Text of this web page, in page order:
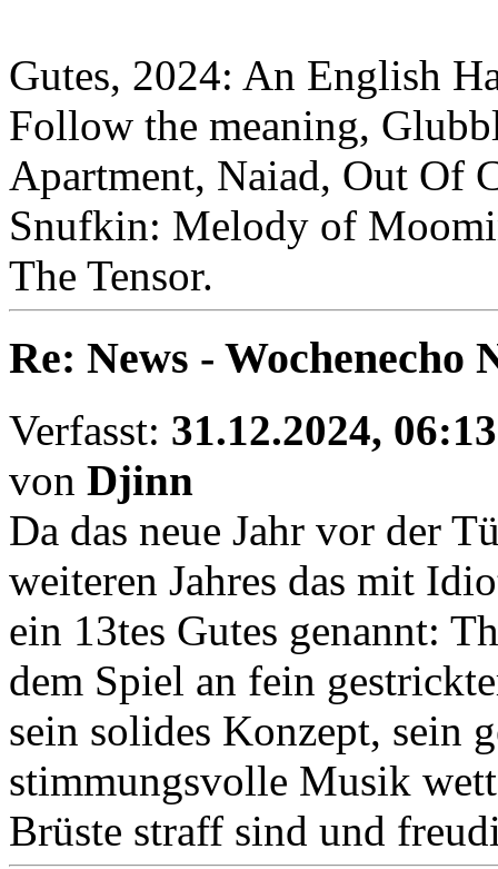
Gutes, 2024: An English
Follow the meaning,
Apartment, Naiad, Out Of
Snufkin: Melody of
The Tensor.
Re: News - Wochenecho
Verfasst: 31.12.2024, 06:13
von Djinn
Da das neue Jahr vor der
weiteren Jahres das mit
ein 13tes Gutes genannt:
dem Spiel an fein
sein solides Konzept, sein
stimmungsvolle Musik
Brüste straff sind und